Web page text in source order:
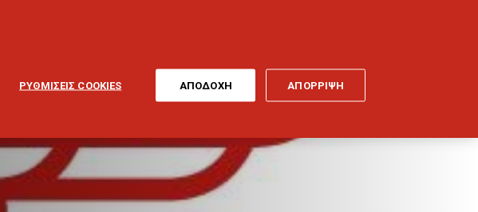
ΡΥΘΜΙΣΕΙΣ COOKIES ΑΠΟΡΡΙΨΗ
ΑΠΟΔΟΧΗ